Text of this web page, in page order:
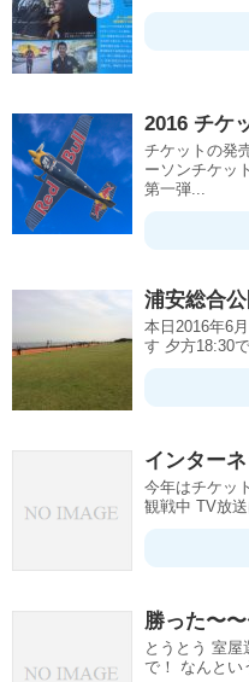
2016 チケ
チケットの発
ーソンチケッ
第一弾...
浦安総合
本日2016年6
す 夕方18:30
インター
今年はチケッ
観戦中 TV放
勝った〜〜
とうとう 室
で！ なんとい